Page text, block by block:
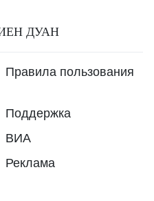
ДУАН
Правила пользования
Поддержка
ВИА
Реклама